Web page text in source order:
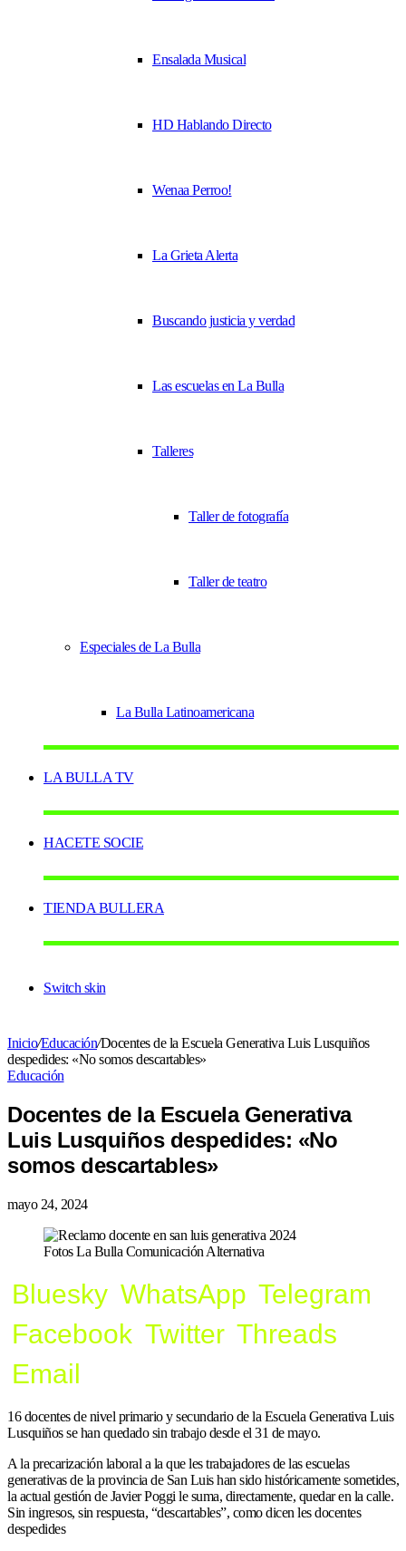
Ensalada Musical
HD Hablando Directo
Wenaa Perroo!
La Grieta Alerta
Buscando justicia y verdad
Las escuelas en La Bulla
Talleres
Taller de fotografía
Taller de teatro
Especiales de La Bulla
La Bulla Latinoamericana
LA BULLA TV
HACETE SOCIE
TIENDA BULLERA
Switch skin
Inicio/Educación/Docentes de la Escuela Generativa Luis Lusquiños
despedides: «No somos descartables»
Educación
Docentes de la Escuela Generativa
Luis Lusquiños despedides: «No
somos descartables»
mayo 24, 2024
Fotos La Bulla Comunicación Alternativa
Bluesky WhatsApp Telegram
Facebook Twitter Threads
Email
16 docentes de nivel primario y secundario de la Escuela Generativa Luis
Lusquiños se han quedado sin trabajo desde el 31 de mayo.
A la precarización laboral a la que les trabajadores de las escuelas
generativas de la provincia de San Luis han sido históricamente sometides,
la actual gestión de Javier Poggi le suma, directamente, quedar en la calle.
Sin ingresos, sin respuesta, “descartables”, como dicen les docentes
despedides